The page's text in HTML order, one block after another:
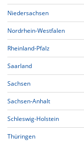
Niedersachsen
Nordrhein-Westfalen
Rheinland-Pfalz
Saarland
Sachsen
Sachsen-Anhalt
Schleswig-Holstein
Thüringen